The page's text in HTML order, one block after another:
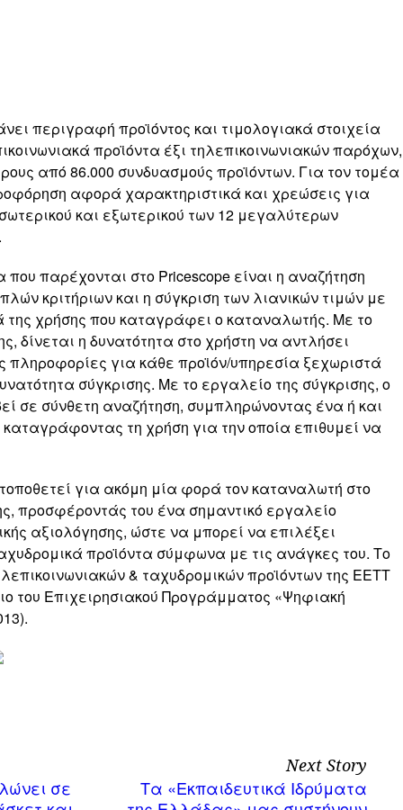
περιγραφή προϊόντος και τιμολογιακά στοιχεία
προϊόντα έξι τηλεπικοινωνιακών παρόχων,
από 86.000 συνδυασμούς προϊόντων. Για τον τομέα
αφορά χαρακτηριστικά και χρεώσεις για
και εξωτερικού των 12 μεγαλύτερων
παρέχονται στο Pricescope είναι η αναζήτηση
κριτήριων και η σύγκριση των λιανικών τιμών με
της χρήσης που καταγράφει ο καταναλωτής. Με το
δίνεται η δυνατότητα στο χρήστη να αντλήσει
πληροφορίες για κάθε προϊόν/υπηρεσία ξεχωριστά
σύγκρισης. Με το εργαλείο της σύγκρισης, ο
σε σύνθετη αναζήτηση, συμπληρώνοντας ένα ή και
τη χρήση για την οποία επιθυμεί να
για ακόμη μία φορά τον καταναλωτή στο
προσφέροντάς του ένα σημαντικό εργαλείο
αξιολόγησης, ώστε να μπορεί να επιλέξει
προϊόντα σύμφωνα με τις ανάγκες του. Το
& ταχυδρομικών προϊόντων της ΕΕΤΤ
του Επιχειρησιακού Προγράμματος «Ψηφιακή
σε
Next Story
Τα «Εκπαιδευτικά Ιδρύματα